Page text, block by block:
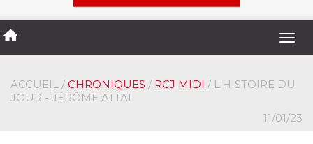
ACCUEIL / CHRONIQUES / RCJ MIDI / L'HISTOIRE DU
JOUR - JÉRÔME ATTAL
11/01/23